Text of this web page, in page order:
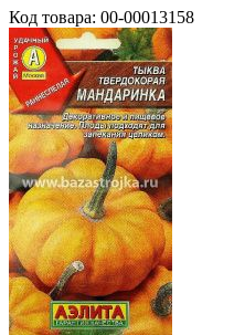
Код товара: 00-00013158